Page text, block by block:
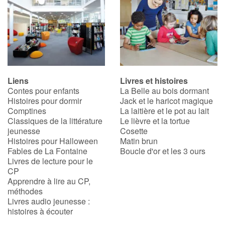
Apprendre les langues
Dyslexie, troubles de la lecture
Les plus lus
Coups de coeur
Liens
Contes pour enfants
Histoires pour dormir
Comptines
Classiques de la littérature
jeunesse
Histoires pour Halloween
Fables de La Fontaine
Livres de lecture pour le
CP
Apprendre à lire au CP,
méthodes
Livres audio jeunesse :
histoires à écouter
Livres et histoires
La Belle au bois dormant
Jack et le haricot magique
La laitière et le pot au lait
Le lièvre et la tortue
Cosette
Matin brun
Boucle d'or et les 3 ours